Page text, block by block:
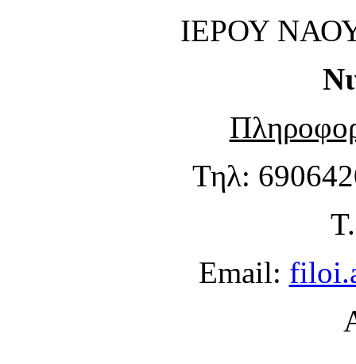
ΙΕΡΟΥ
Τηλ:
Email: